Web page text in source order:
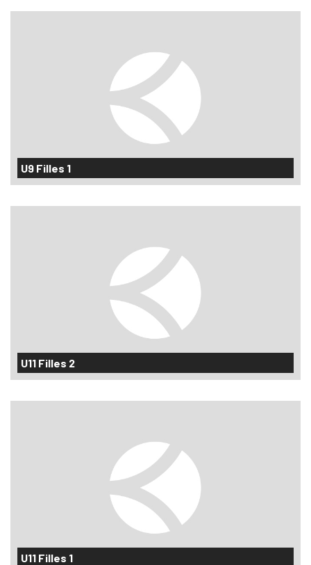
U9 Filles 1
U11 Filles 2
U11 Filles 1